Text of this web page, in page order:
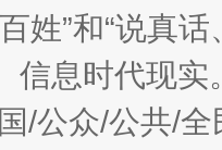
姓”和“说真
信息时代现实
/公众/公共/